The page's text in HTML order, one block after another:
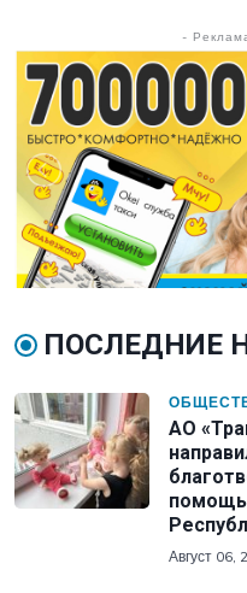
-
ПОСЛЕДНИЕ
АО
помощь
Август 06,